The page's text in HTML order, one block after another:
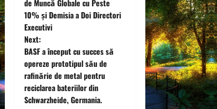
s
t
n
a
v
de Muncă Globale cu Peste
10% și Demisia a Doi Directori
Executivi
Next:
BASF a început cu succes să
opereze prototipul său de
rafinărie de metal pentru
reciclarea bateriilor din
Schwarzheide, Germania.